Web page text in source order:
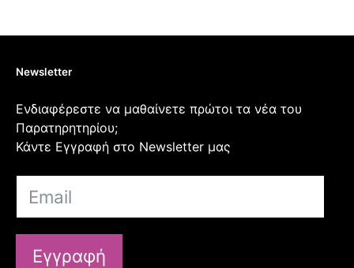
Newsletter
Ενδιαφέρεστε να μαθαίνετε πρώτοι τα νέα του
Παρατηρητηρίου;
Κάντε Εγγραφή στο Newsletter μας
Εγγραφή